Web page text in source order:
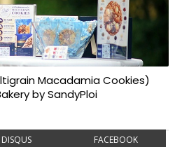
Macadamia Cookies)
by SandyPloi
DISQUS FACEBOOK